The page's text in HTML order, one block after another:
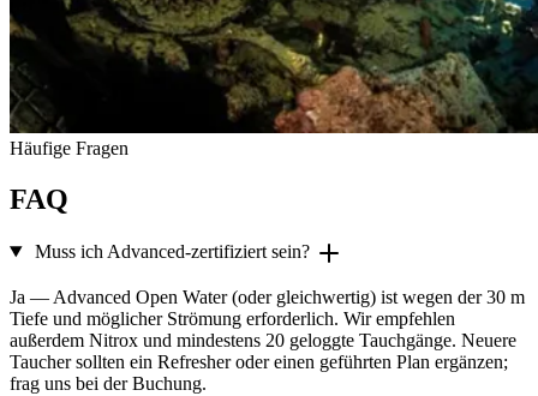
Häufige Fragen
FAQ
Muss ich Advanced-zertifiziert sein?
Ja — Advanced Open Water (oder gleichwertig) ist wegen der 30 m
Tiefe und möglicher Strömung erforderlich. Wir empfehlen
außerdem Nitrox und mindestens 20 geloggte Tauchgänge. Neuere
Taucher sollten ein Refresher oder einen geführten Plan ergänzen;
frag uns bei der Buchung.